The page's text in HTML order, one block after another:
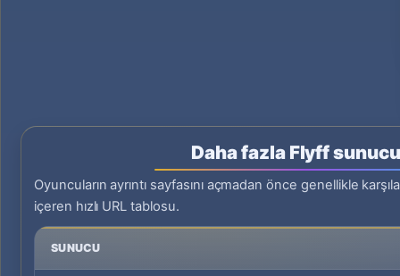
Daha fazla Flyff
Oyuncuların ayrıntı sayfasını açmadan önce genellikle
içeren hızlı URL tablosu.
SUNUCU